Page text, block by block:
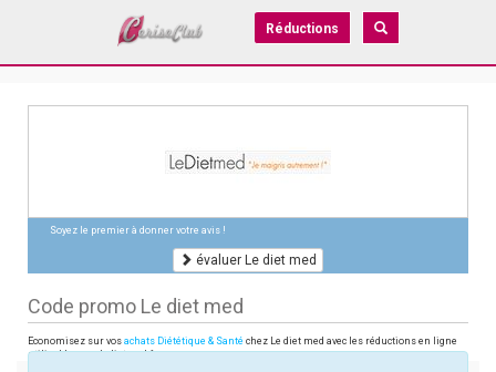
Réductions
Soyez le premier à donner votre avis !
évaluer Le diet med
Code promo Le diet med
Economisez sur vos achats Diététique & Santé chez Le diet med avec les réductions en ligne
utilisables sur ledietmed.fr